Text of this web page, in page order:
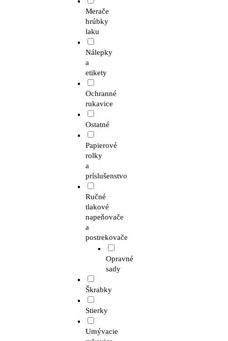
Merače
hrúbky
laku
Nálepky
a
etikety
Ochranné
rukavice
Ostatné
Papierové
rolky
a
príslušenstvo
Ručné
tlakové
napeňovače
a
postrekovače
Opravné
sady
Škrabky
Stierky
Umývacie